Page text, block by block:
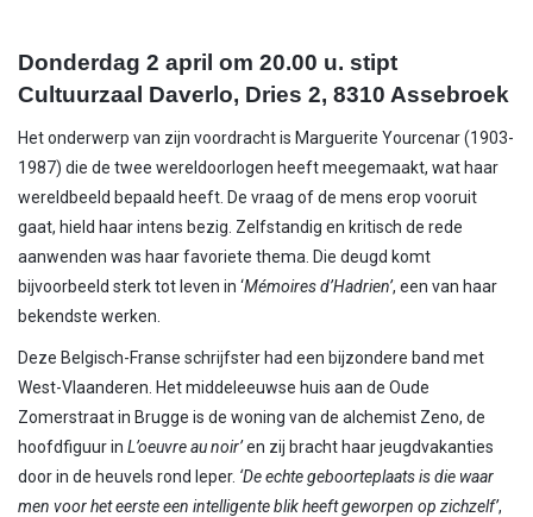
Donderdag 2 april om 20.00 u. stipt
Cultuurzaal Daverlo, Dries 2, 8310 Assebroek
Het onderwerp van zijn voordracht is Marguerite Yourcenar (1903-
1987) die de twee wereldoorlogen heeft meegemaakt, wat haar
wereldbeeld bepaald heeft. De vraag of de mens erop vooruit
gaat, hield haar intens bezig. Zelfstandig en kritisch de rede
aanwenden was haar favoriete thema. Die deugd komt
bijvoorbeeld sterk tot leven in ‘Mémoires d’Hadrien’, een van haar
bekendste werken.
Deze Belgisch-Franse schrijfster had een bijzondere band met
West-Vlaanderen. Het middeleeuwse huis aan de Oude
Zomerstraat in Brugge is de woning van de alchemist Zeno, de
hoofdfiguur in L’oeuvre au noir’en zij bracht haar jeugdvakanties
door in de heuvels rond Ieper. ‘De echte geboorteplaats is die waar
men voor het eerste een intelligente blik heeft geworpen op zichzelf’,